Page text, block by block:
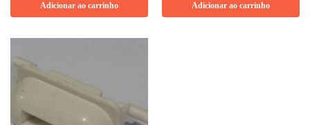
Adicionar ao carrinho Adicionar ao carrinho